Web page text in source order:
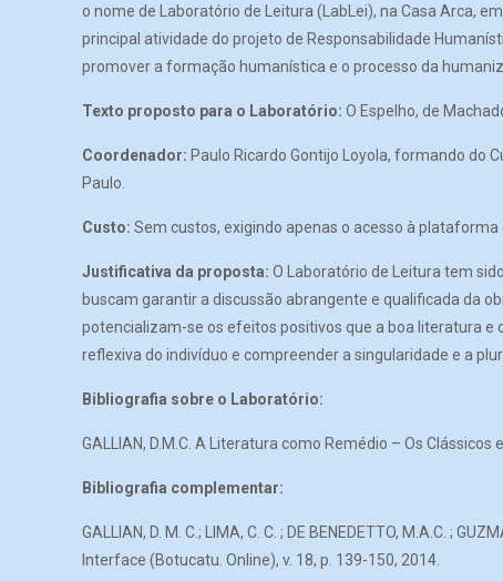
o nome de Laboratório de Leitura (LabLei), na Casa Arca,
principal atividade do projeto de Responsabilidade
promover a formação humanística e o processo da
Texto proposto para o Laboratório: O Espelho, de
Coordenador: Paulo Ricardo Gontijo Loyola, formando do
Paulo.
Custo: Sem custos, exigindo apenas o acesso à
Justificativa da proposta: O Laboratório de Leitura tem
buscam garantir a discussão abrangente e qualificada da
potencializam-se os efeitos positivos que a boa literatura
reflexiva do indivíduo e compreender a singularidade e a
Bibliografia sobre o Laboratório:
GALLIAN, D.M.C. A Literatura como Remédio – Os
Bibliografia complementar:
GALLIAN, D. M. C.; LIMA, C. C. ; DE BENEDETTO, M.A.C. ;
Interface (Botucatu. Online), v. 18, p. 139-150, 2014.